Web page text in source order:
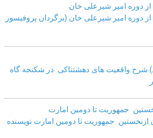
از دوره امیر شیرعلی خان
از دوره امیر شیرعلی خان (برگردان پروفیسور
شرح واقعیت های دهشتناکی در شکنجه گاه
جمهوریت تا دومین امارت
ازنخستین جمهوریت تا دومین امارت نویسنده